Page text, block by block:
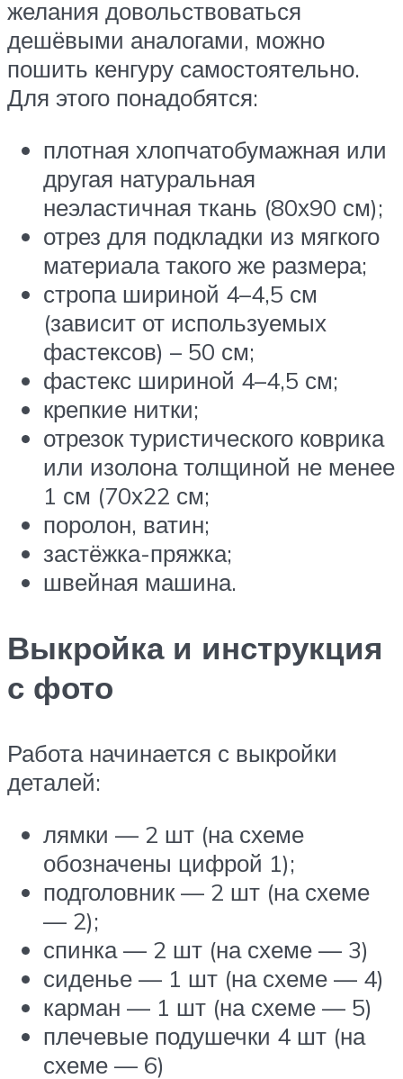
желания довольствоваться
дешёвыми аналогами, можно
пошить кенгуру самостоятельно.
Для этого понадобятся:
плотная хлопчатобумажная или
другая натуральная
неэластичная ткань (80х90 см);
отрез для подкладки из мягкого
материала такого же размера;
стропа шириной 4–4,5 см
(зависит от используемых
фастексов) – 50 см;
фастекс шириной 4–4,5 см;
крепкие нитки;
отрезок туристического коврика
или изолона толщиной не менее
1 см (70х22 см;
поролон, ватин;
застёжка-пряжка;
швейная машина.
Выкройка и инструкция
с фото
Работа начинается с выкройки
деталей:
лямки — 2 шт (на схеме
обозначены цифрой 1);
подголовник — 2 шт (на схеме
— 2);
спинка — 2 шт (на схеме — 3)
сиденье — 1 шт (на схеме — 4)
карман — 1 шт (на схеме — 5)
плечевые подушечки 4 шт (на
схеме — 6)